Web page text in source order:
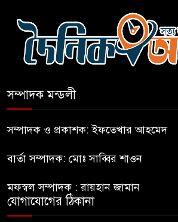
ছাড়লেন ১১
এআই বক্তব্য
ঐক্যের
সুযোগ দেওয়ায়
সম্পাদক মন্ডলী
সম্পাদক ও প্রকাশক: ইফতেখার আহমেদ
বার্তা সম্পাদক: মোঃ সাব্বির শাওন
মফস্বল সম্পাদক : রায়হান জামান
যোগাযোগের ঠিকানা